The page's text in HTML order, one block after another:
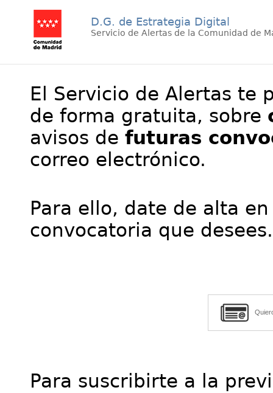
D.G. de Estrategia Digital
Servicio de Alertas de la Comunidad de
El Servicio de Alertas te
de forma gratuita, sobre
avisos de futuras
correo electrónico.
Para ello, date de alta
convocatoria que desees.
Para suscribirte a la